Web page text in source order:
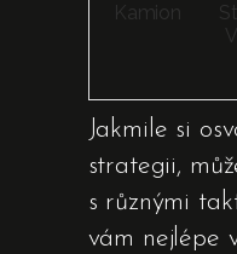
Kamion
Jakmile si
strategii,
s různými
vám nejlépe